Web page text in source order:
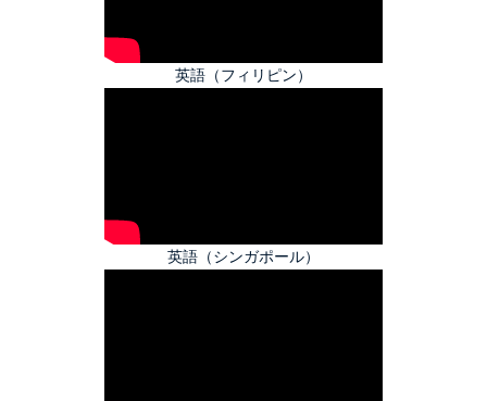
英語（フィリピン）
英語（シンガポール）